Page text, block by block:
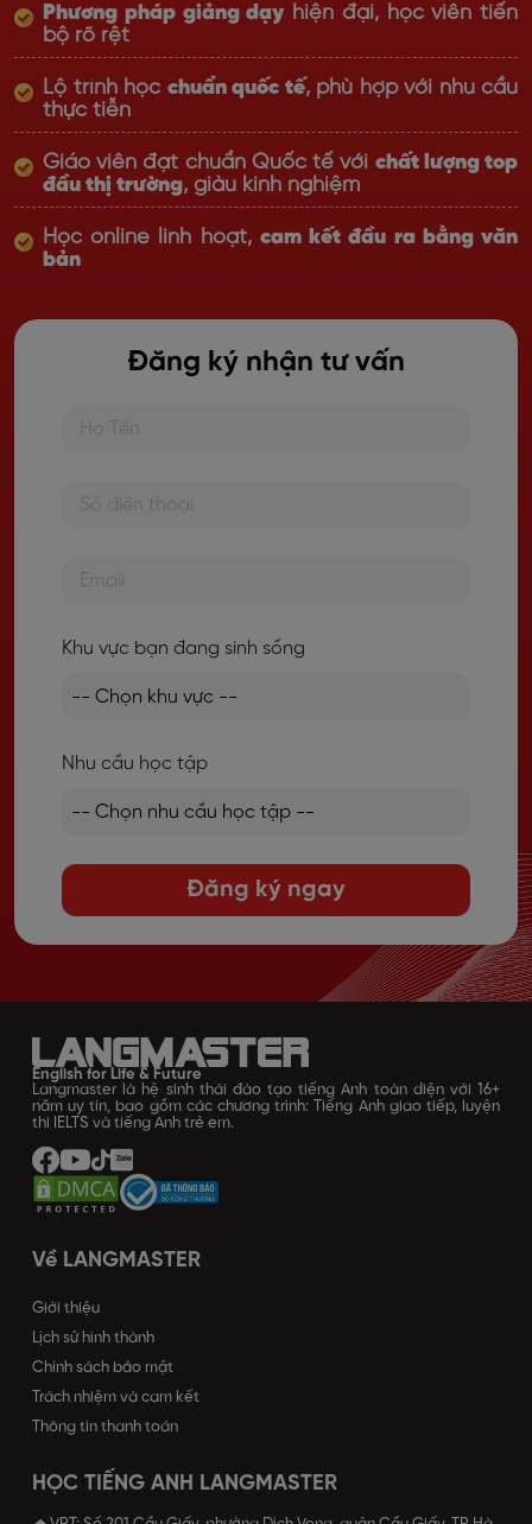
Phương pháp giảng dạy hiện đại, học viên tiến
bộ rõ rệt
Lộ trình học chuẩn quốc tế, phù hợp với nhu cầu
thực tiễn
Giáo viên đạt chuẩn Quốc tế với chất lượng top
đầu thị trường, giàu kinh nghiệm
Học online linh hoạt, cam kết đầu ra bằng văn
bản
Đăng ký nhận tư vấn
Khu vực bạn đang sinh sống
Nhu cầu học tập
Đăng ký ngay
English for Life & Future
Langmaster là hệ sinh thái đào tạo tiếng Anh toàn diện với 16+
năm uy tín, bao gồm các chương trình: Tiếng Anh giao tiếp, luyện
thi IELTS và tiếng Anh trẻ em.
Về LANGMASTER
Giới thiệu
Lịch sử hình thành
Chính sách bảo mật
Trách nhiệm và cam kết
Thông tin thanh toán
HỌC TIẾNG ANH LANGMASTER